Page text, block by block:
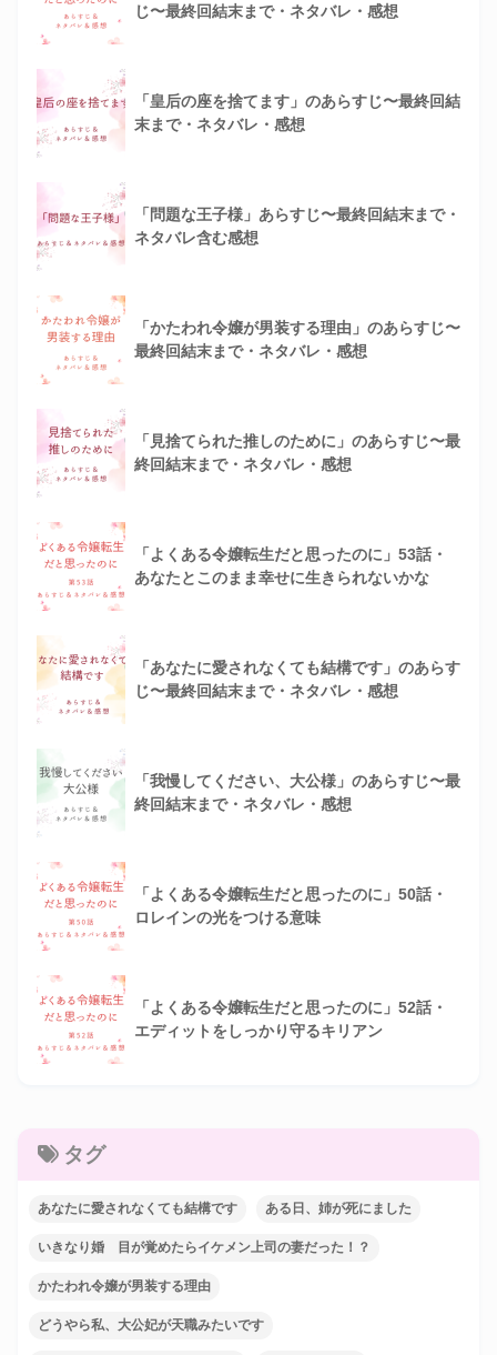
じ〜最終回結末まで・ネタバレ・感想
「皇后の座を捨てます」のあらすじ〜最終回結
末まで・ネタバレ・感想
「問題な王子様」あらすじ〜最終回結末まで・
ネタバレ含む感想
「かたわれ令嬢が男装する理由」のあらすじ〜
最終回結末まで・ネタバレ・感想
「見捨てられた推しのために」のあらすじ〜最
終回結末まで・ネタバレ・感想
「よくある令嬢転生だと思ったのに」53話・
あなたとこのまま幸せに生きられないかな
「あなたに愛されなくても結構です」のあらす
じ〜最終回結末まで・ネタバレ・感想
「我慢してください、大公様」のあらすじ〜最
終回結末まで・ネタバレ・感想
「よくある令嬢転生だと思ったのに」50話・
ロレインの光をつける意味
「よくある令嬢転生だと思ったのに」52話・
エディットをしっかり守るキリアン
タグ
あなたに愛されなくても結構です ある日、姉が死にました
いきなり婚 目が覚めたらイケメン上司の妻だった！？
かたわれ令嬢が男装する理由
どうやら私、大公妃が天職みたいです